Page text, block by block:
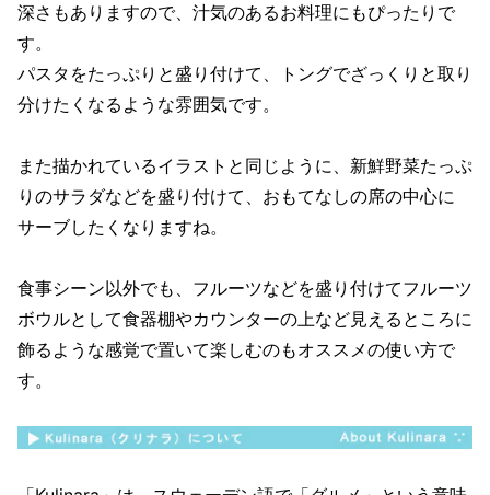
深さもありますので、汁気のあるお料理にもぴったりで
す。
パスタをたっぷりと盛り付けて、トングでざっくりと取り
分けたくなるような雰囲気です。
また描かれているイラストと同じように、新鮮野菜たっぷ
りのサラダなどを盛り付けて、おもてなしの席の中心に
サーブしたくなりますね。
食事シーン以外でも、フルーツなどを盛り付けてフルーツ
ボウルとして食器棚やカウンターの上など見えるところに
飾るような感覚で置いて楽しむのもオススメの使い方で
す。